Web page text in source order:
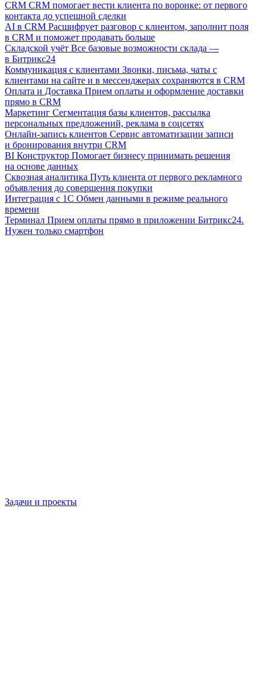
CRM CRM помогает вести клиента по воронке: от первого
контакта до успешной сделки
AI в CRM Расшифрует разговор с клиентом, заполнит поля
в CRM и поможет продавать больше
Складской учёт Все базовые возможности склада —
в Битрикс24
Коммуникация с клиентами Звонки, письма, чаты с
клиентами на сайте и в мессенджерах сохраняются в CRM
Оплата и Доставка Прием оплаты и оформление доставки
прямо в CRM
Маркетинг Сегментация базы клиентов, рассылка
персональных предложений, реклама в соцсетях
Онлайн-запись клиентов Сервис автоматизации записи
и бронирования внутри CRM
BI Конструктор Помогает бизнесу принимать решения
на основе данных
Сквозная аналитика Путь клиента от первого рекламного
объявления до совершения покупки
Интеграция с 1С Обмен данными в режиме реального
времени
Терминал Прием оплаты прямо в приложении Битрикс24.
Нужен только смартфон
Задачи и проекты